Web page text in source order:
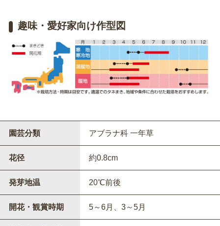
趣味・愛好家向け作型図
園芸分類 アブラナ科 一年草
花径 約0.8cm
発芽地温 20℃前後
開花・観賞時期 5～6月、3～5月